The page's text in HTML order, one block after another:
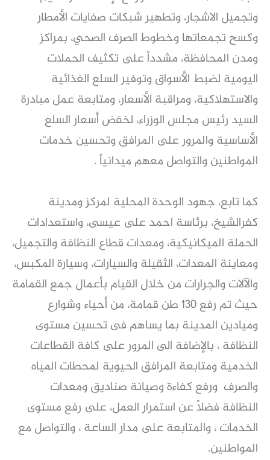
وتجميل الاشجار، وتطهير شبكات صفايات الأمطار
وكسح تجمعاتها وخطوط الصرف الصحي، بمراكز
ومدن المحافظة، مشدداً على تكثيف الحملات
اليومية لضبط الأسواق وتوفير السلع الغذائية
والاستهلاكية، ومراقبة الأسعار، ومتابعة عمل مبادرة
السيد رئيس مجلس الوزراء، لخفض أسعار السلع
الأساسية والمرور على المرافق وتحسين خدمات
المواطنين والتواصل معهم ميدانياً .
كما تابع، جهود الوحدة المحلية لمركز ومدينة
كفرالشيخ، برئاسة احمد على عيسى، واستعدادات
الحملة الميكانيكية، ومعدات قطاع النظافة والتجميل،
ومعاينة المعدات، الثقيلة والسيارات، وسيارة المكبس،
والآلات والجرارات من خلال القيام بأعمال جمع القمامة
حيث تم رفع ١٣٠ طن قمامة، من أحياء وشوارع
وميادين المدينة بما يساهم فى تحسين مستوى
النظافة ، بالإضافة الى المرور على كافة القطاعات
الخدمية ومتابعة المرافق الحيوية لمحطات المياه
والصرف ورفع كفاءة وصيانة صناديق ومعدات
النظافة فضلاً عن استمرار العمل، على رفع مستوى
الخدمات ، والمتابعة على مدار الساعة ، والتواصل مع
المواطنين.